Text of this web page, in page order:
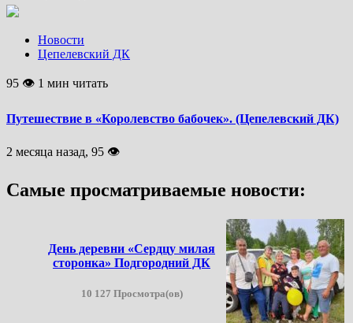
Новости
Цепелевский ДК
95 👁 1 мин читать
Путешествие в «Королевство бабочек». (Цепелевский ДК)
2 месяца назад, 95 👁
Самые просматриваемые новости:
День деревни «Сердцу милая
сторонка» Подгородний ДК
10 127 Просмотра(ов)